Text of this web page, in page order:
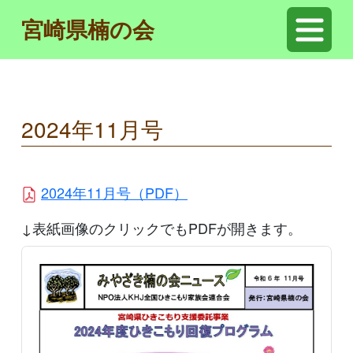
宮崎県楠の会
2024年11月号
2024年11月号（PDF）
↓表紙画像のクリックでもPDFが開きます。